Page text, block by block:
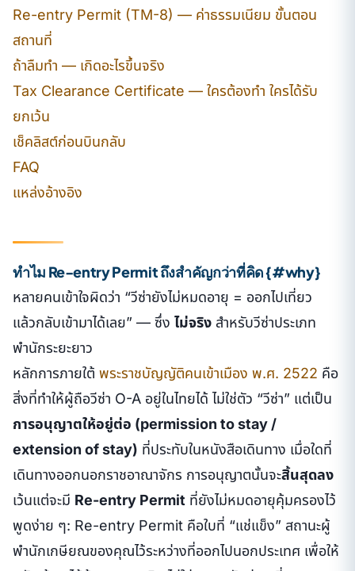
Re-entry Permit (TM-8) — ค่าธรรมเนียม ขั้นตอน
สถานที่
ถ้าลืมทำ — เกิดอะไรขึ้นจริง
Tax Clearance Certificate — ใครต้องทำ ใครได้รับ
ยกเว้น
เช็คลิสต์ก่อนบินกลับ
FAQ
แหล่งอ้างอิง
ทำไม Re-entry Permit ถึงสำคัญกว่าที่คิด {#why}
หลายคนเข้าใจผิดว่า “วีซ่ายังไม่หมดอายุ = ออกไปเที่ยว
แล้วกลับเข้ามาได้เลย” — ซึ่ง ไม่จริง สำหรับวีซ่าประเภท
พำนักระยะยาว
หลักการภายใต้ พระราชบัญญัติคนเข้าเมือง พ.ศ. 2522 คือ
สิ่งที่ทำให้ผู้ถือวีซ่า O-A อยู่ในไทยได้ ไม่ใช่ตัว “วีซ่า” แต่เป็น
การอนุญาตให้อยู่ต่อ (permission to stay /
extension of stay) ที่ประทับในหนังสือเดินทาง เมื่อใดที่
เดินทางออกนอกราชอาณาจักร การอนุญาตนั้นจะสิ้นสุดลง
เว้นแต่จะมี Re-entry Permit ที่ยังไม่หมดอายุคุ้มครองไว้
พูดง่าย ๆ: Re-entry Permit คือใบที่ “แช่แข็ง” สถานะผู้
พำนักเกษียณของคุณไว้ระหว่างที่ออกไปนอกประเทศ เพื่อให้